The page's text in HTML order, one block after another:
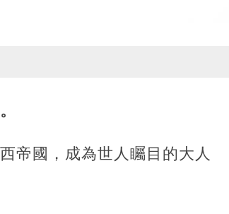
帝國，成為世人矚目的大人